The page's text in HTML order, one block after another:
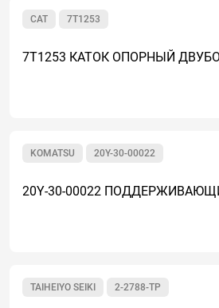
7T1253
CAT
7T1253 КАТОК ОПОРНЫЙ
20Y-30-00022
KOMATSU
20Y-30-00022
2-2788-TP
TAIHEIYO SEIKI